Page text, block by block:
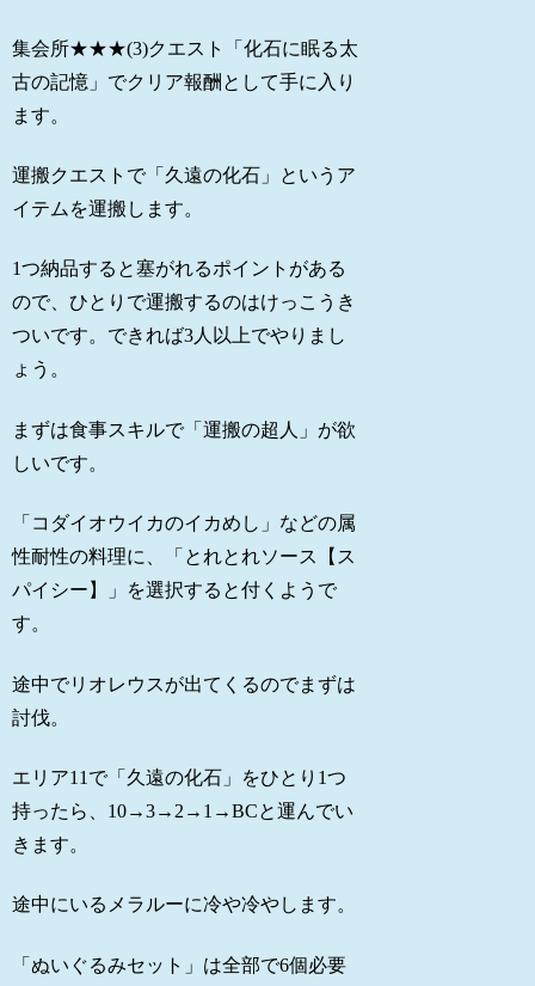
集会所★★★(3)クエスト「化石に眠る太
古の記憶」でクリア報酬として手に入り
ます。
運搬クエストで「久遠の化石」というア
イテムを運搬します。
1つ納品すると塞がれるポイントがある
ので、ひとりで運搬するのはけっこうき
ついです。できれば3人以上でやりまし
ょう。
まずは食事スキルで「運搬の超人」が欲
しいです。
「コダイオウイカのイカめし」などの属
性耐性の料理に、「とれとれソース【ス
パイシー】」を選択すると付くようで
す。
途中でリオレウスが出てくるのでまずは
討伐。
エリア11で「久遠の化石」をひとり1つ
持ったら、10→3→2→1→BCと運んでい
きます。
途中にいるメラルーに冷や冷やします。
「ぬいぐるみセット」は全部で6個必要